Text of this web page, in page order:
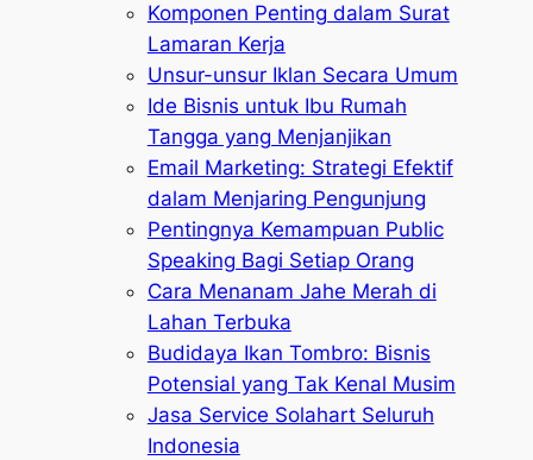
Komponen Penting dalam Surat
Lamaran Kerja
Unsur-unsur Iklan Secara Umum
Ide Bisnis untuk Ibu Rumah
Tangga yang Menjanjikan
Email Marketing: Strategi Efektif
dalam Menjaring Pengunjung
Pentingnya Kemampuan Public
Speaking Bagi Setiap Orang
Cara Menanam Jahe Merah di
Lahan Terbuka
Budidaya Ikan Tombro: Bisnis
Potensial yang Tak Kenal Musim
Jasa Service Solahart Seluruh
Indonesia